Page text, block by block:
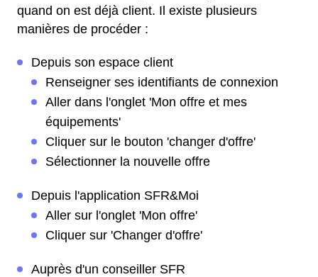
quand on est déjà client. Il existe plusieurs
manières de procéder :
Depuis son espace client
Renseigner ses identifiants de connexion
Aller dans l'onglet 'Mon offre et mes
équipements'
Cliquer sur le bouton 'changer d'offre'
Sélectionner la nouvelle offre
Depuis l'application SFR&Moi
Aller sur l'onglet 'Mon offre'
Cliquer sur 'Changer d'offre'
Auprès d'un conseiller SFR